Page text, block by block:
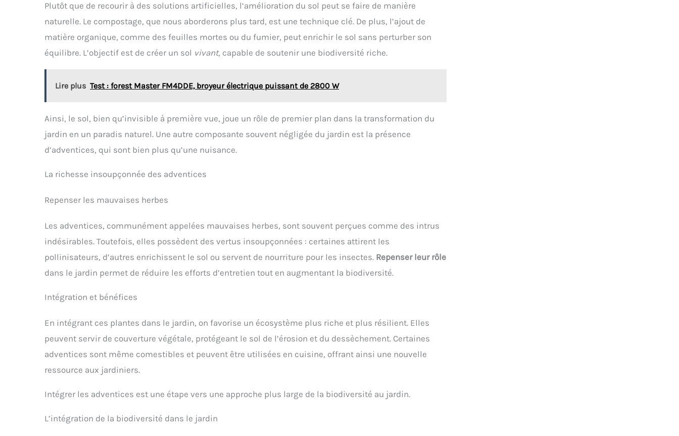
Plutôt que de recourir à des solutions artificielles, l’amélioration du sol peut se faire de manière
naturelle. Le compostage, que nous aborderons plus tard, est une technique clé. De plus, l’ajout de
matière organique, comme des feuilles mortes ou du fumier, peut enrichir le sol sans perturber son
équilibre. L’objectif est de créer un sol vivant, capable de soutenir une biodiversité riche.
Lire plus Test : forest Master FM4DDE, broyeur électrique puissant de 2800 W
Ainsi, le sol, bien qu’invisible à première vue, joue un rôle de premier plan dans la transformation du
jardin en un paradis naturel. Une autre composante souvent négligée du jardin est la présence
d’adventices, qui sont bien plus qu’une nuisance.
La richesse insoupçonnée des adventices
Repenser les mauvaises herbes
Les adventices, communément appelées mauvaises herbes, sont souvent perçues comme des intrus
indésirables. Toutefois, elles possèdent des vertus insoupçonnées : certaines attirent les
pollinisateurs, d’autres enrichissent le sol ou servent de nourriture pour les insectes. Repenser leur rôle
dans le jardin permet de réduire les efforts d’entretien tout en augmentant la biodiversité.
Intégration et bénéfices
En intégrant ces plantes dans le jardin, on favorise un écosystème plus riche et plus résilient. Elles
peuvent servir de couverture végétale, protégeant le sol de l’érosion et du dessèchement. Certaines
adventices sont même comestibles et peuvent être utilisées en cuisine, offrant ainsi une nouvelle
ressource aux jardiniers.
Intégrer les adventices est une étape vers une approche plus large de la biodiversité au jardin.
L’intégration de la biodiversité dans le jardin